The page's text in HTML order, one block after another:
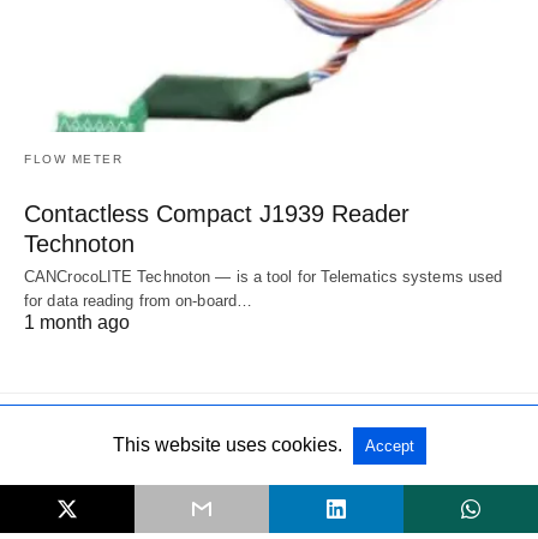
FLOW METER
Contactless Compact J1939 Reader
Technoton
CANCrocoLITE Technoton — is a tool for Telematics systems used
for data reading from on-board…
1 month ago
All Rights Reserved View Non-AMP Version
This website uses cookies. Accept